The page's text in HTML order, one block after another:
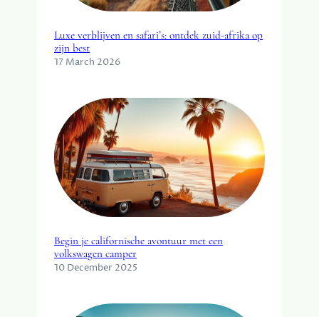
Luxe verblijven en safari’s: ontdek zuid-afrika op
zijn best
17 March 2026
Begin je californische avontuur met een
volkswagen camper
10 December 2025